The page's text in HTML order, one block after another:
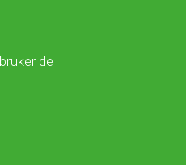
de